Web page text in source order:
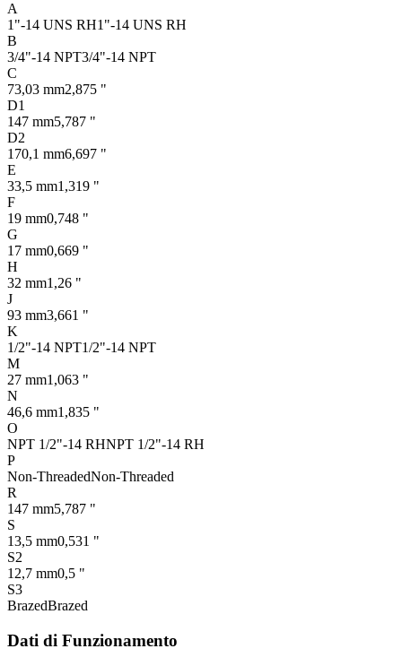
A
1"-14 UNS RH1"-14 UNS RH
B
3/4"-14 NPT3/4"-14 NPT
C
73,03 mm2,875 "
D1
147 mm5,787 "
D2
170,1 mm6,697 "
E
33,5 mm1,319 "
F
19 mm0,748 "
G
17 mm0,669 "
H
32 mm1,26 "
J
93 mm3,661 "
K
1/2"-14 NPT1/2"-14 NPT
M
27 mm1,063 "
N
46,6 mm1,835 "
O
NPT 1/2"-14 RHNPT 1/2"-14 RH
P
Non-ThreadedNon-Threaded
R
147 mm5,787 "
S
13,5 mm0,531 "
S2
12,7 mm0,5 "
S3
BrazedBrazed
Dati di Funzionamento